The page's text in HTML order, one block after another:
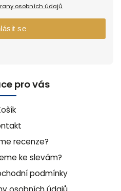
osobních údajů
se
pro vás
recenze?
ke slevám?
podmínky